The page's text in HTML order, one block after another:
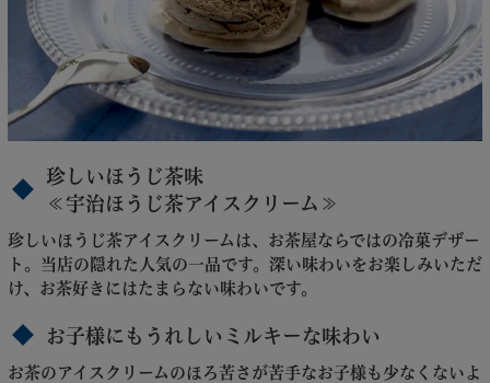
珍しいほうじ茶味
≪宇治ほうじ茶アイスクリーム≫
珍しいほうじ茶アイスクリームは、お茶屋ならではの冷菓デザー
ト。当店の隠れた人気の一品です。深い味わいをお楽しみいただ
け、お茶好きにはたまらない味わいです。
お子様にもうれしいミルキーな味わい
お茶のアイスクリームのほろ苦さが苦手なお子様も少なくないよ